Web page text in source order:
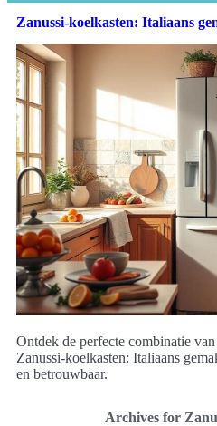
Zanussi-koelkasten: Italiaans
Ontdek de perfecte combinatie
Zanussi-koelkasten: Italiaans
en betrouwbaar.
Archives for